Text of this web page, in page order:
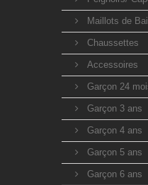
Maillots de
Chaussettes
Accessoires
Garçon 24
Garçon 3 ans
Garçon 4 ans
Garçon 5 ans
Garçon 6 ans